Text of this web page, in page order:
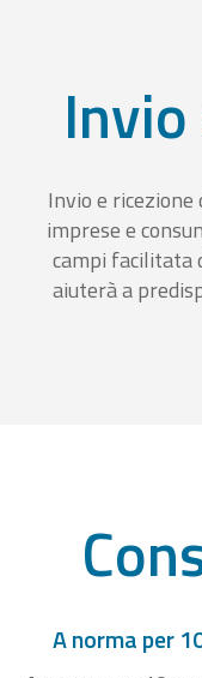
Invio e
imprese e
campi facilitata
aiuterà a
A norma per